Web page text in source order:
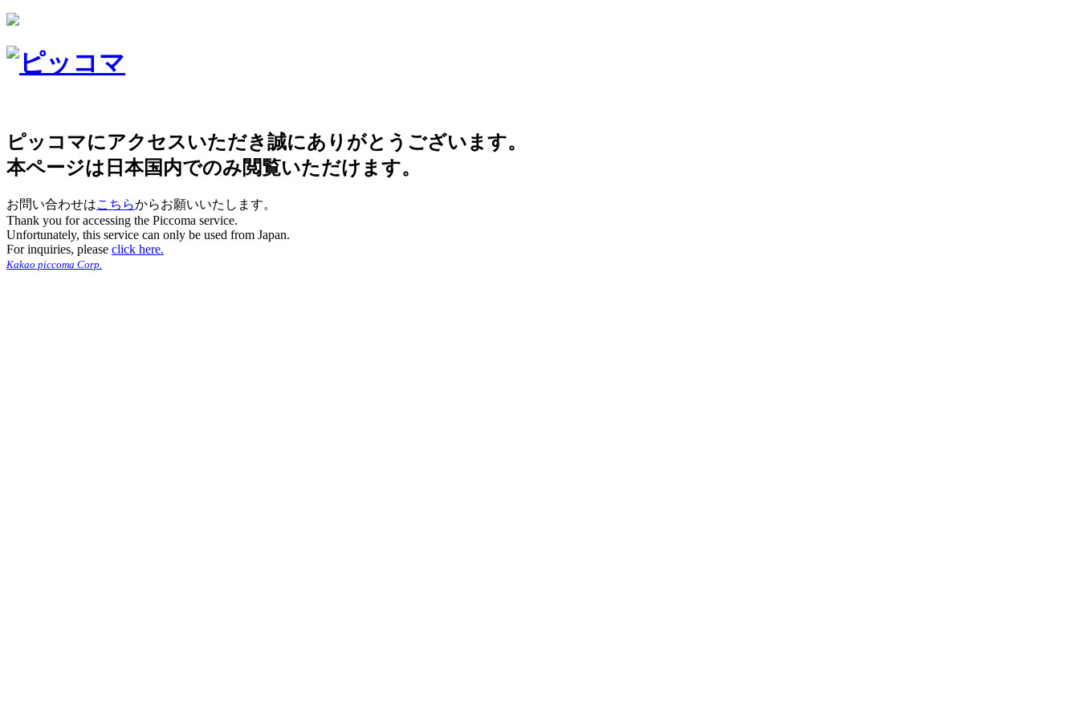
ピッコマにアクセスいただき誠にありがとうございます。
本ページは日本国内でのみ閲覧いただけます。
お問い合わせはこちらからお願いいたします。
Thank you for accessing the Piccoma service.
Unfortunately, this service can only be used from Japan.
For inquiries, please click here.
Kakao piccoma Corp.